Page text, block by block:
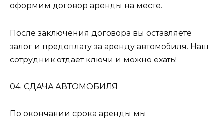
оформим договор аренды на месте.
После заключения договора вы оставляете
залог и предоплату за аренду автомобиля. Наш
сотрудник отдает ключи и можно ехать!
04. СДАЧА АВТОМОБИЛЯ
По окончании срока аренды мы